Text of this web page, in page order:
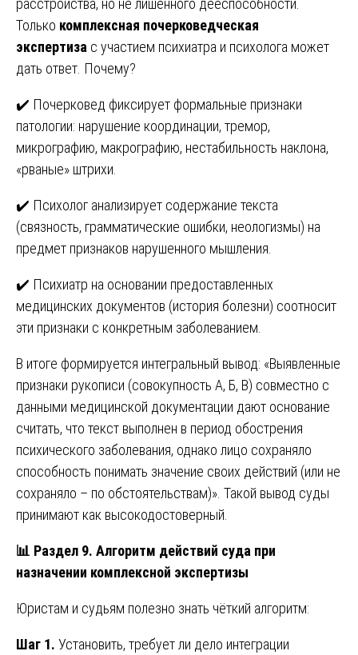
Только комплексная почерковедческая
экспертиза с участием психиатра и психолога может
дать ответ. Почему?
✔️ Почерковед фиксирует формальные признаки
патологии: нарушение координации, тремор,
микрографию, макрографию, нестабильность наклона,
«рваные» штрихи.
✔️ Психолог анализирует содержание текста
(связность, грамматические ошибки, неологизмы) на
предмет признаков нарушенного мышления.
✔️ Психиатр на основании предоставленных
медицинских документов (история болезни) соотносит
эти признаки с конкретным заболеванием.
В итоге формируется интегральный вывод: «Выявленные
признаки рукописи (совокупность А, Б, В) совместно с
данными медицинской документации дают основание
считать, что текст выполнен в период обострения
психического заболевания, однако лицо сохраняло
способность понимать значение своих действий (или не
сохраняло – по обстоятельствам)». Такой вывод суды
принимают как высокодостоверный.
📊 Раздел 9. Алгоритм действий суда при
назначении комплексной экспертизы
Юристам и судьям полезно знать чёткий алгоритм:
Шаг 1. Установить, требует ли дело интеграции